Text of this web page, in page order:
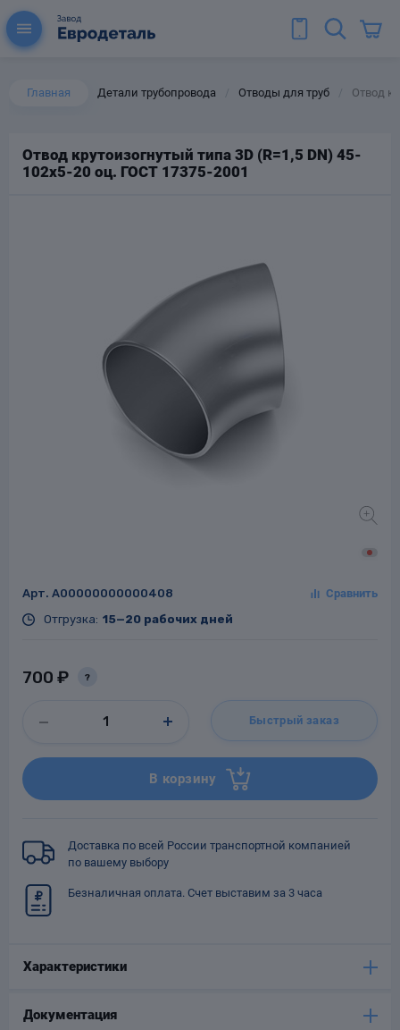
Главная Детали трубопровода Отводы для труб Отвод
Отвод крутоизогнутый типа 3D (R=1,5 DN) 45-
102х5-20 оц. ГОСТ 17375-2001
Арт. A00000000000408
Отгрузка: 15—20 рабочих дней
700 ₽ ?
Быстрый заказ
В корзину
Доставка по всей России транспортной компанией
по вашему выбору
Безналичная оплата. Счет выставим за 3 часа
Характеристики
Документация
для труб
Тройники стальные
Фильтры для
Хомуты для труб